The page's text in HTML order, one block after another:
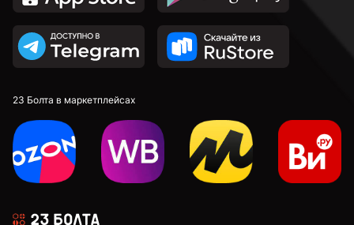
23 Болта в маркетплейсах